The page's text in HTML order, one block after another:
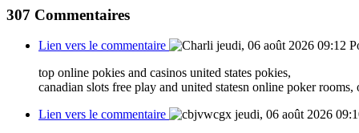
307 Commentaires
Lien vers le commentaire jeudi, 06 août 2026 09:12
top online pokies and casinos united states pokies,
canadian slots free play and united statesn online poker
Lien vers le commentaire
jeudi, 06 août 2026